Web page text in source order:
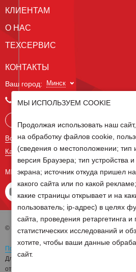
КЛИЕНТАМ
О НАС
ТЕХСЕРВИС
КОНТАКТЫ
Ваш город: Минск
+375 29 238 97 34
Все контакты
Карта сайта
МЫ В СОЦ СЕТЯХ
© 2026 Группа компаний Белагро
Политика обработки персональных данных
Для отзыва согласия на обработку
отправить письмо на электронную почту
МЫ ИСПОЛЬЗУЕМ COOKIE
Продолжая использовать наш
на обработку файлов cookie,
(сведения о местоположении; тип
версия Браузера; тип устройства
экрана; источник откуда пришел
какого сайта или по какой
какие страницы открывает и на
пользователь; ip-адрес) в целях
сайта, проведения ретаргетинга и
статистических исследований и
хотите, чтобы ваши данные
сайт.